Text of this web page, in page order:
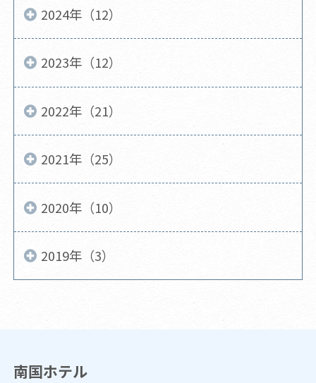
2024年（12）
2023年（12）
2022年（21）
2021年（25）
2020年（10）
2019年（3）
南国ホテル